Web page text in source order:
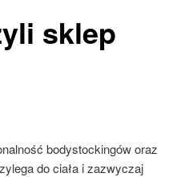
sklep
bodystockingów oraz
do ciała i zazwyczaj